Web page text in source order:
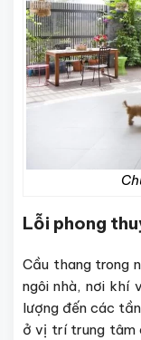
Lỗi phong
Cầu thang trong
ngôi nhà, nơi khí
lượng đến các
ở vị trí trung tâm